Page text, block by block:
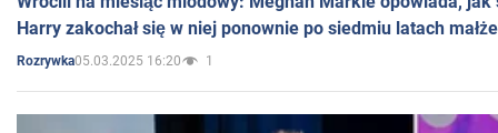
Harry zakochał się w niej ponownie po siedmiu latach
Rozrywka05.03.2025 16:20 1